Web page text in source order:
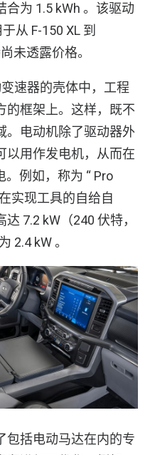
为 1.5 kWh 。该驱动
从 F-150 XL 到
未透露价格。
速器的壳体中，工程
的框架上。这样，既不
。电动机除了驱动器外
以用作发电机，从而在
。例如，称为 “ Pro
实现工具的自给自
7.2 kW（240 伏特，
2.4 kW 。
包括电动马达在内的专